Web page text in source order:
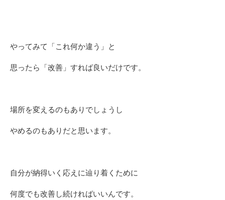
やってみて「これ何か違う」と
思ったら「改善」すれば良いだけです。
場所を変えるのもありでしょうし
やめるのもありだと思います。
自分が納得いく応えに辿り着くために
何度でも改善し続ければいいんです。